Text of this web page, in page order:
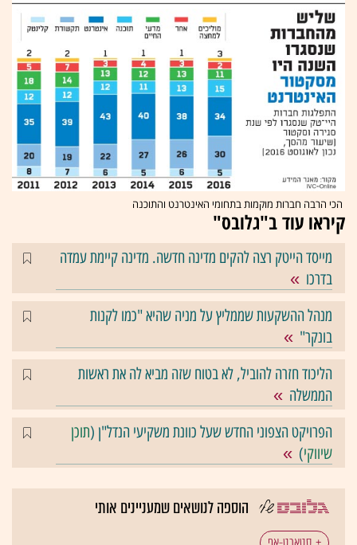
הכי הרבה חברות מוקמות בתחומי האינטרנט והתוכנה
קיראו עוד ב"גלובס"
מייסד הייטק רצה להקים מדינה חדשה. מדינה קיימת עמדה
בדרכו
מנהל ההשקעות שממליץ על מניה שהיא "כמו לקנות
בונקר"
הליכוד חזרה להוביל, לא בטוח שזה מביא לה את ראשות
הממשלה
הפרויקט הצפוני החדש שעל כוונת משקיעי הנדל"ן (תוכן
שיווקי)
הוספה לנושאים שמעניינים אותי